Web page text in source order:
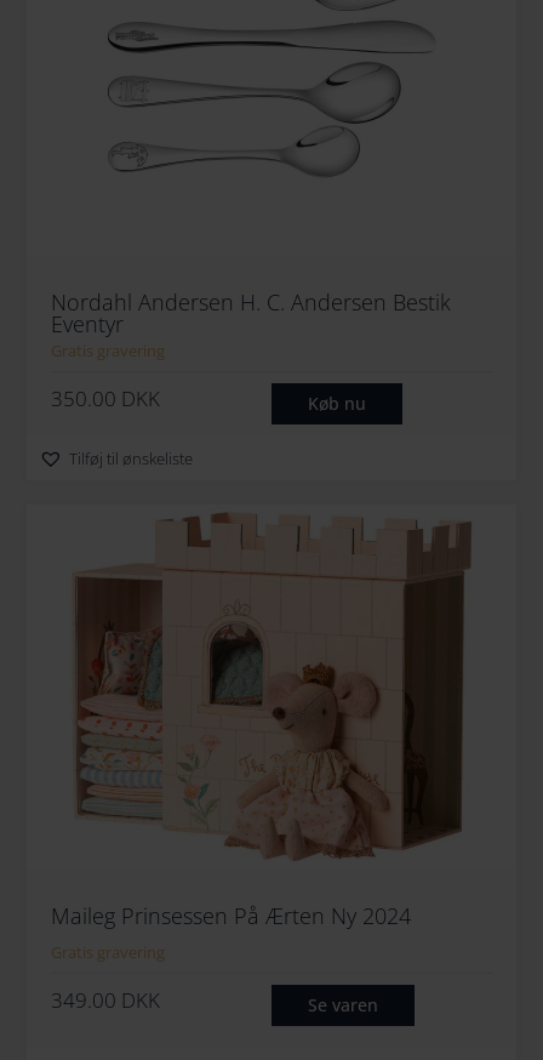
Nordahl Andersen H. C. Andersen Bestik
Eventyr
Gratis gravering
350.00 DKK Køb nu
Tilføj til ønskeliste
Maileg Prinsessen På Ærten Ny 2024
Gratis gravering
349.00 DKK Se varen